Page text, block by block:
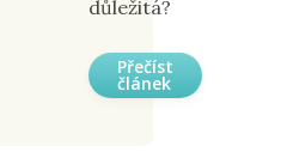
důležitá?
Přečíst
článek